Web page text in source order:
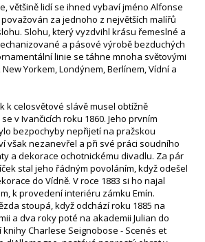
většině lidí se ihned vybaví jméno Alfonse
za jednoho z největších malířů
Slohu, který vyzdvihl krásu řemeslné a
a pásové výrobě bezduchých
linie se táhne mnoha světovými
Yorkem, Londýnem, Berlínem, Vídní a
k celosvětové slávě musel obtížně
v Ivančicích roku 1860. Jeho prvním
bezpochyby nepřijetí na pražskou
však nezanevřel a při své práci soudního
a dekorace ochotnickému divadlu. Za pár
stal jeho řádným povoláním, když odešel
do Vídně. V roce 1883 si ho najal
k provedení interiéru zámku Emín.
stoupá, když odchází roku 1885 na
a dva roky poté na akademii Julian do
Charlese Seignobose - Scenés et